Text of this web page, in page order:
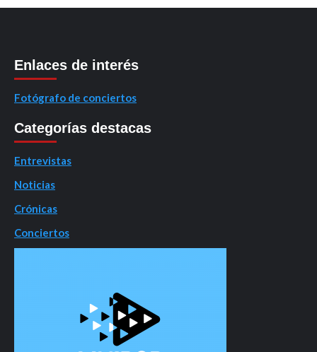
Enlaces de interés
Fotógrafo de conciertos
Categorías destacas
Entrevistas
Noticias
Crónicas
Conciertos